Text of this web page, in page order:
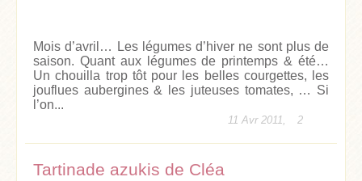
Mois d’avril… Les légumes d’hiver ne sont plus de
saison. Quant aux légumes de printemps & été…
Un chouilla trop tôt pour les belles courgettes, les
jouflues aubergines & les juteuses tomates, … Si
l’on...
11 Avr 2011, 2
Tartinade azukis de Cléa